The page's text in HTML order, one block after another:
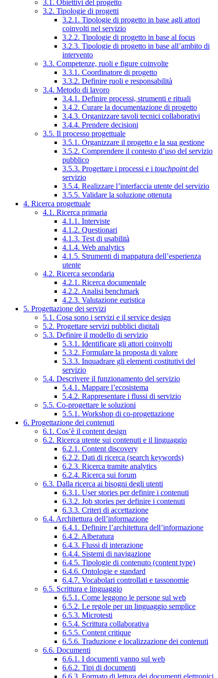
3.1. Obiettivi del progetto
3.2. Tipologie di progetti
3.2.1. Tipologie di progetto in base agli attori
coinvolti nel servizio
3.2.2. Tipologie di progetto in base al focus
3.2.3. Tipologie di progetto in base all’ambito di
intervento
3.3. Competenze, ruoli e figure coinvolte
3.3.1. Coordinatore di progetto
3.3.2. Definire ruoli e responsabilità
3.4. Metodo di lavoro
3.4.1. Definire processi, strumenti e rituali
3.4.2. Curare la documentazione di progetto
3.4.3. Organizzare tavoli tecnici collaborativi
3.4.4. Prendere decisioni
3.5. Il processo progettuale
3.5.1. Organizzare il progetto e la sua gestione
3.5.2. Comprendere il contesto d’uso del servizio
pubblico
3.5.3. Progettare i processi e i touchpointdel
servizio
3.5.4. Realizzare l’interfaccia utente del servizio
3.5.5. Validare la soluzione ottenuta
4. Ricerca progettuale
4.1. Ricerca primaria
4.1.1. Interviste
4.1.2. Questionari
4.1.3. Test di usabilità
4.1.4. Web analytics
4.1.5. Strumenti di mappatura dell’esperienza
utente
4.2. Ricerca secondaria
4.2.1. Ricerca documentale
4.2.2. Analisi benchmark
4.2.3. Valutazione euristica
5. Progettazione dei servizi
5.1. Cosa sono i servizi e il service design
5.2. Progettare servizi pubblici digitali
5.3. Definire il modello di servizio
5.3.1. Identificare gli attori coinvolti
5.3.2. Formulare la proposta di valore
5.3.3. Inquadrare gli elementi costitutivi del
servizio
5.4. Descrivere il funzionamento del servizio
5.4.1. Mappare l’ecosistema
5.4.2. Rappresentare i flussi di servizio
5.5. Co-progettare le soluzioni
5.5.1. Workshop di co-progettazione
6. Progettazione dei contenuti
6.1. Cos’è il content design
6.2. Ricerca utente sui contenuti e il linguaggio
6.2.1. Content discovery
6.2.2. Dati di ricerca (search keywords)
6.2.3. Ricerca tramite analytics
6.2.4. Ricerca sui forum
6.3. Dalla ricerca ai bisogni degli utenti
6.3.1. User stories per definire i contenuti
6.3.2. Job stories per definire i contenuti
6.3.3. Criteri di accettazione
6.4. Architettura dell’informazione
6.4.1. Definire l’architettura dell’informazione
6.4.2. Alberatura
6.4.3. Flussi di interazione
6.4.4. Sistemi di navigazione
6.4.5. Tipologie di contenuto (content type)
6.4.6. Ontologie e standard
6.4.7. Vocabolari controllati e tassonomie
6.5. Scrittura e linguaggio
6.5.1. Come leggono le persone sul web
6.5.2. Le regole per un linguaggio semplice
6.5.3. Microtesti
6.5.4. Scrittura collaborativa
6.5.5. Content critique
6.5.6. Traduzione e localizzazione dei contenuti
6.6. Documenti
6.6.1. I documenti vanno sul web
6.6.2. Tipi di documenti
6.6.3. Formato di lettura dei documenti elettronici